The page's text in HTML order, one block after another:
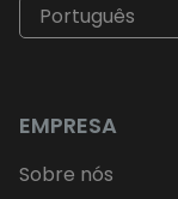
Português
EMPRESA
Sobre nós